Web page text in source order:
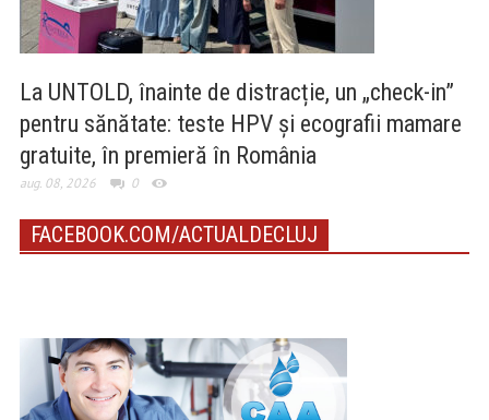
La UNTOLD, înainte de distracție, un „check-in”
pentru sănătate: teste HPV și ecografii mamare
gratuite, în premieră în România
aug. 08, 2026 0
FACEBOOK.COM/ACTUALDECLUJ